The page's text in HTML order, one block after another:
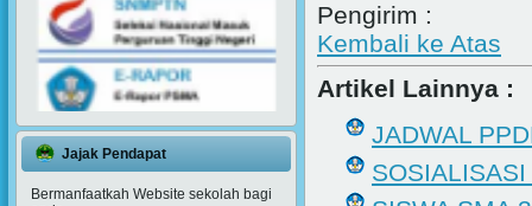
Jajak Pendapat
Bermanfaatkah Website sekolah bagi
Pengirim :
Kembali ke Atas
Artikel Lainnya :
JADWAL